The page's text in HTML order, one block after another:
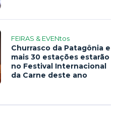
FEIRAS & EVENtos
Churrasco da Patagônia e
mais 30 estações estarão
no Festival Internacional
da Carne deste ano